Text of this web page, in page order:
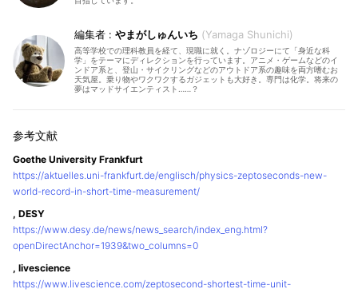
やまがしゅんいち Yamaga Shunichi
高等学校での理科教員を経て、現職に就く。ナゾロジーにて「身近な科
学」をテーマにディレクションを行っています。アニメ・ゲームなどのイ
ンドア系と、登山・サイクリングなどのアウトドア系の趣味を両方嗜むお
天気屋。乗り物やワクワクするガジェットも大好き。専門は化学。将来の
夢はマッドサイエンティスト……？
Goethe University Frankfurt
https://aktuelles.uni-frankfurt.de/englisch/physics-zeptoseconds-new-
world-record-in-short-time-measurement/
, DESY
https://www.desy.de/news/news_search/index_eng.html?
openDirectAnchor=1939&two_columns=0
, livescience
https://www.livescience.com/zeptosecond-shortest-time-unit-